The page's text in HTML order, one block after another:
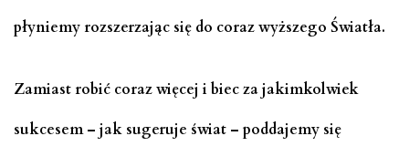
płyniemy rozszerzając się do coraz wyższego Światła.
Zamiast robić coraz więcej i biec za jakimkolwiek
sukcesem – jak sugeruje świat – poddajemy się